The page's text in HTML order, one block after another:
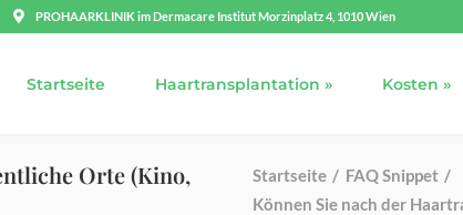
PROHAARKLINIK im Dermacare Institut Morzinplatz 4, 1010 Wien
Startseite Haartransplantation » Kosten »
Orte (Kino,
Startseite
FAQ Snippet
Können Sie nach der